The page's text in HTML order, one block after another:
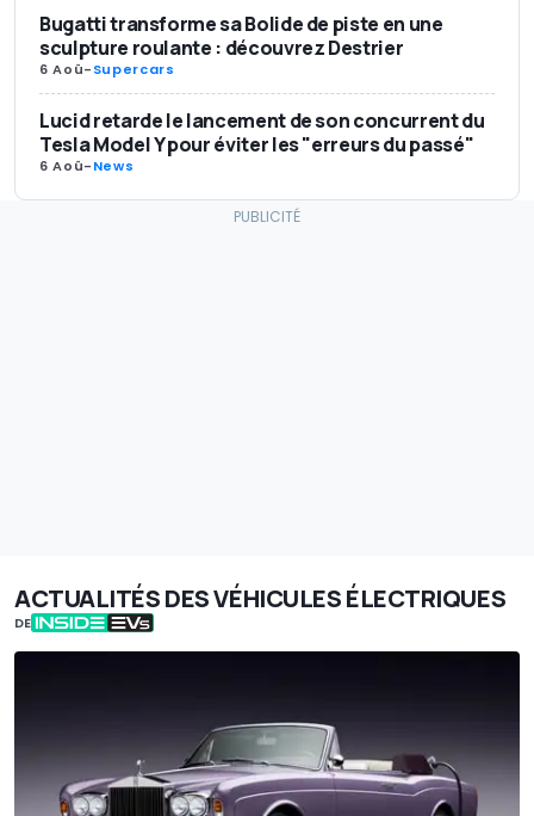
Bugatti transforme sa Bolide de piste en une
sculpture roulante : découvrez Destrier
6 Aoû-Supercars
Lucid retarde le lancement de son concurrent du
Tesla Model Y pour éviter les "erreurs du passé"
6 Aoû-News
ACTUALITÉS DES VÉHICULES ÉLECTRIQUES
DE